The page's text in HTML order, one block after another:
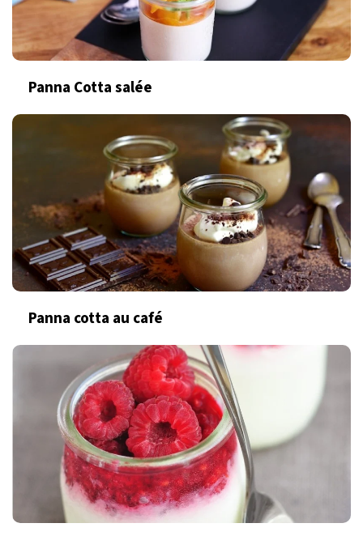
Panna Cotta salée
Panna cotta au café